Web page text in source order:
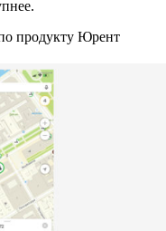
продукту Юрент